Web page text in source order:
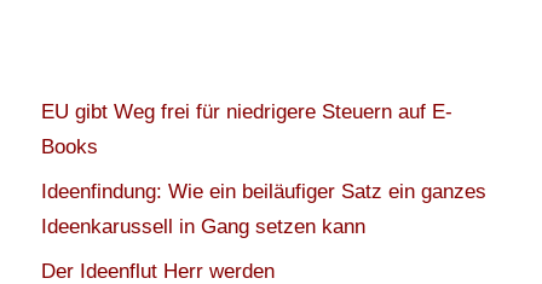
EU gibt Weg frei für niedrigere Steuern auf E-
Books
Ideenfindung: Wie ein beiläufiger Satz ein ganzes
Ideenkarussell in Gang setzen kann
Der Ideenflut Herr werden